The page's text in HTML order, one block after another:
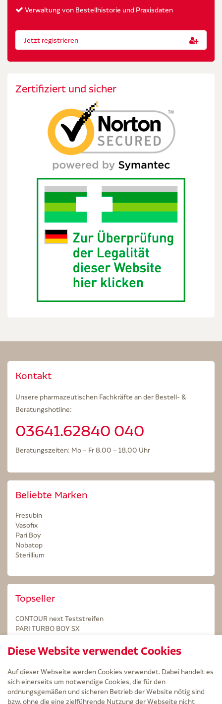
Verwaltung von Bestellhistorie und Praxisdaten
Jetzt registrieren
Zertifiziert und sicher
Kontakt
Unsere pharmazeutischen Fachkräfte an der Bestell- &
Beratungshotline:
03641.62840 040
Beratungszeiten: Mo – Fr 8.00 – 18.00 Uhr
Beliebte Marken
Fresubin
Vasofix
Pari Boy
Nobatop
Sterillium
Topseller
CONTOUR next Teststreifen
PARI TURBO BOY SX
Kintex Kinesiologie Tape blau
Service
Diese Website verwendet Cookies
Auf dieser Webseite werden Cookies verwendet. Dabei handelt es
sich einerseits um notwendige Cookies, die für den
ordnungsgemäßen und sicheren Betrieb der Website nötig sind
bzw. ohne die eine zielführende Nutzung der Webseite nicht